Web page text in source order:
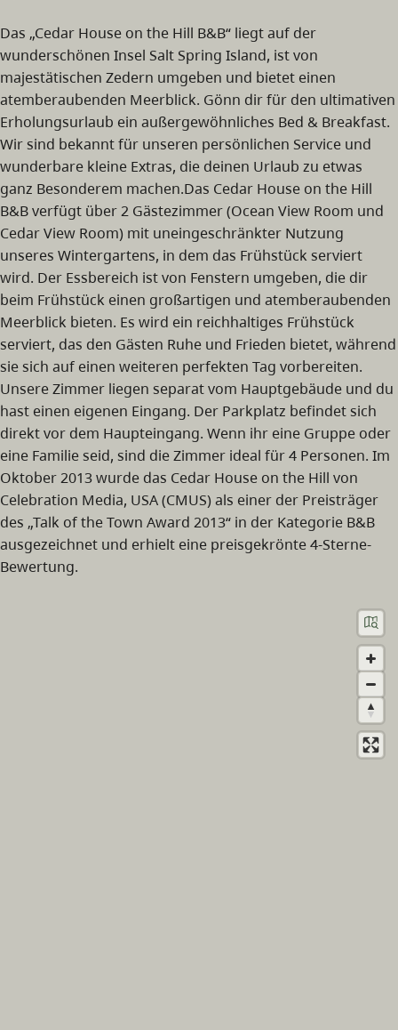
Das „Cedar House on the Hill B&B“ liegt auf der
wunderschönen Insel Salt Spring Island, ist von
majestätischen Zedern umgeben und bietet einen
atemberaubenden Meerblick. Gönn dir für den ultimativen
Erholungsurlaub ein außergewöhnliches Bed & Breakfast.
Wir sind bekannt für unseren persönlichen Service und
wunderbare kleine Extras, die deinen Urlaub zu etwas
ganz Besonderem machen.Das Cedar House on the Hill
B&B verfügt über 2 Gästezimmer (Ocean View Room und
Cedar View Room) mit uneingeschränkter Nutzung
unseres Wintergartens, in dem das Frühstück serviert
wird. Der Essbereich ist von Fenstern umgeben, die dir
beim Frühstück einen großartigen und atemberaubenden
Meerblick bieten. Es wird ein reichhaltiges Frühstück
serviert, das den Gästen Ruhe und Frieden bietet, während
sie sich auf einen weiteren perfekten Tag vorbereiten.
Unsere Zimmer liegen separat vom Hauptgebäude und du
hast einen eigenen Eingang. Der Parkplatz befindet sich
direkt vor dem Haupteingang. Wenn ihr eine Gruppe oder
eine Familie seid, sind die Zimmer ideal für 4 Personen. Im
Oktober 2013 wurde das Cedar House on the Hill von
Celebration Media, USA (CMUS) als einer der Preisträger
des „Talk of the Town Award 2013“ in der Kategorie B&B
ausgezeichnet und erhielt eine preisgekrönte 4-Sterne-
Bewertung.